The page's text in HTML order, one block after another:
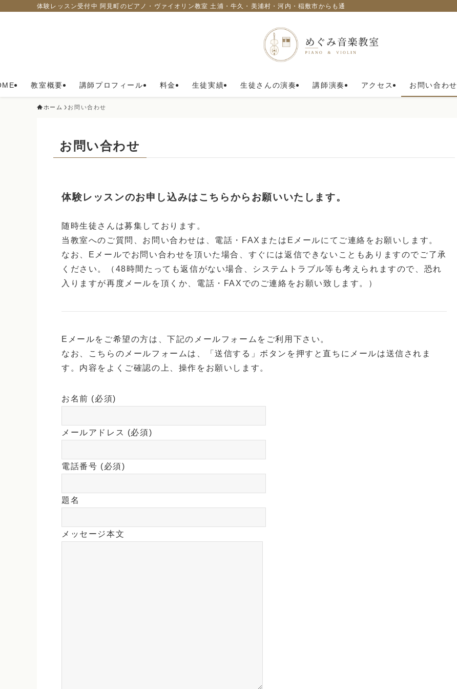
体験レッスン受付中 阿見町のピアノ・ヴァイオリン教室 土浦・牛久・美浦村・河内・稲敷市からも通われています。
教室概要 講師プロフィール 料金 生徒実績 生徒さんの演奏 講師演奏 アクセス お問い合わせ
ホーム お問い合わせ
お問い合わせ
体験レッスンのお申し込みはこちらからお願いいたします。
随時生徒さんは募集しております。
当教室へのご質問、お問い合わせは、電話・FAXまたはEメールにてご連絡をお願いします。
なお、Eメールでお問い合わせを頂いた場合、すぐには返信できないこともありますのでご了承
ください。（48時間たっても返信がない場合、システムトラブル等も考えられますので、恐れ
入りますが再度メールを頂くか、電話・FAXでのご連絡をお願い致します。）
Eメールをご希望の方は、下記のメールフォームをご利用下さい。
なお、こちらのメールフォームは、「送信する」ボタンを押すと直ちにメールは送信されま
す。内容をよくご確認の上、操作をお願いします。
お名前 (必須)
メールアドレス (必須)
電話番号 (必須)
題名
メッセージ本文